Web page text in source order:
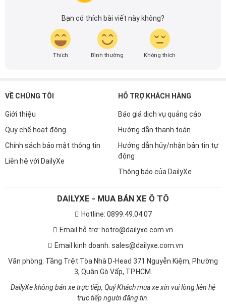
Bạn có thích bài viết này không?
Thích Bình thường Không thích
VỀ CHÚNG TÔI
Giới thiệu
Quy chế hoạt động
Chính sách bảo mật thông tin
Liên hệ với DailyXe
HỖ TRỢ KHÁCH HÀNG
Báo giá dịch vụ quảng cáo
Hướng dẫn thanh toán
Hướng dẫn hủy/nhận bản tin tự
động
Thông báo của DailyXe
DAILYXE - MUA BÁN XE Ô TÔ
Hotline: 0899.49.04.07
Email hỗ trợ: hotro@dailyxe.com.vn
Email kinh doanh: sales@dailyxe.com.vn
Văn phòng: Tầng Trệt Tòa Nhà D-Head 371 Nguyễn Kiệm, Phường
3, Quận Gò Vấp, TP.HCM.
DailyXe không bán xe trực tiếp, Quý Khách mua xe xin vui lòng liên hệ
trực tiếp người đăng tin.